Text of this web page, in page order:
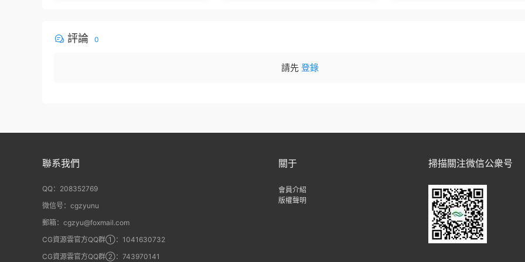
評論 0
請先 登錄
聯系我們
QQ：208352769
微信号：cgzyunu
郵箱：cgzyu@foxmail.com
CG資源雲官方QQ群①：1041630732
CG資源雲官方QQ群②：743970141
關于
會員介紹
版權聲明
掃描關注微信公衆号